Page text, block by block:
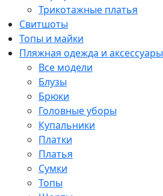
Трикотажные платья
Свитшоты
Топы и майки
Пляжная одежда и аксессуары
Все модели
Блузы
Брюки
Головные уборы
Купальники
Платки
Платья
Сумки
Топы